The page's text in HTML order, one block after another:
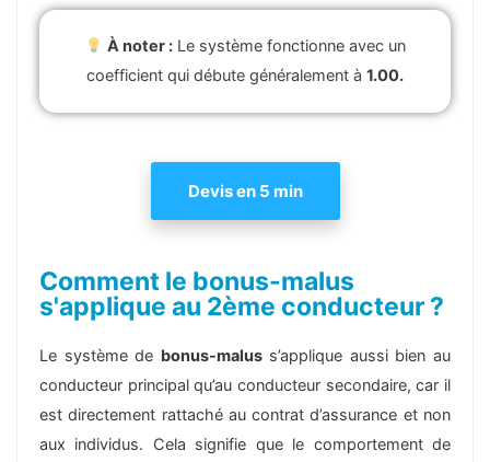
À noter :Le système fonctionne avec un
coefficient qui débute généralement à 1.00.
Devis en 5 min
Comment le bonus-malus
s'applique au 2ème conducteur ?
Le système de bonus-maluss’applique aussi bien au
conducteur principal qu’au conducteur secondaire, car il
est directement rattaché au contrat d’assurance et non
aux individus. Cela signifie que le comportement de